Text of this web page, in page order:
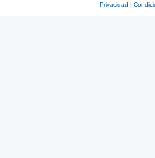
Privacidad |